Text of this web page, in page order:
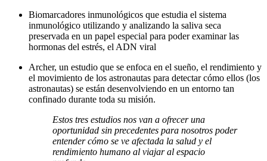
Biomarcadores inmunológicos que estudia el sistema
inmunológico utilizando y analizando la saliva seca
preservada en un papel especial para poder examinar las
hormonas del estrés, el ADN viral
Archer, un estudio que se enfoca en el sueño, el rendimiento y
el movimiento de los astronautas para detectar cómo ellos (los
astronautas) se están desenvolviendo en un entorno tan
confinado durante toda su misión.
Estos tres estudios nos van a ofrecer una
oportunidad sin precedentes para nosotros poder
entender cómo se ve afectada la salud y el
rendimiento humano al viajar al espacio